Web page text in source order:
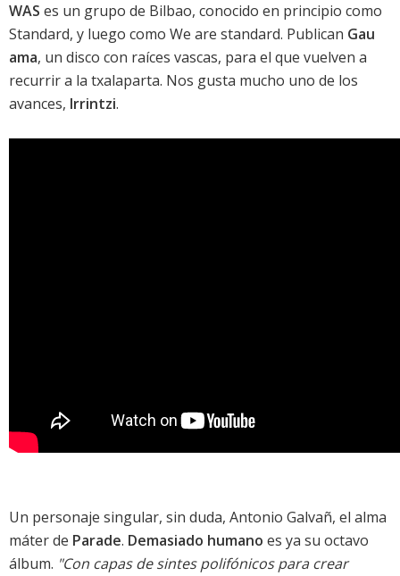
WAS es un grupo de Bilbao, conocido en principio como
Standard, y luego como We are standard. Publican Gau
ama, un disco con raíces vascas, para el que vuelven a
recurrir a la txalaparta. Nos gusta mucho uno de los
avances, Irrintzi.
Un personaje singular, sin duda, Antonio Galvañ, el alma
máter de Parade. Demasiado humano es ya su octavo
álbum. "Con capas de sintes polifónicos para crear